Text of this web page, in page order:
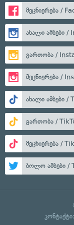
მეცნიერება /
ახალი ამბები /
გართობა /
მეცნიერება /
ახალი ამბები /
გართობა /
მეცნიერება /
ბოლო ამბები /